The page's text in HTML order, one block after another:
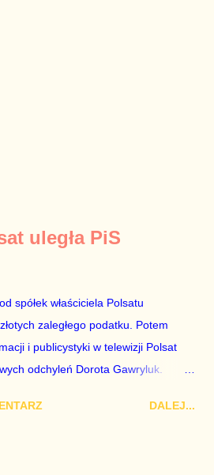
uległa PiS
spółek właściciela Polsatu
zaległego podatku. Potem
i publicystyki w telewizji Polsat
odchyleń Dorota Gawryluk.
żona agenta SB, który jest obecnie
DALEJ...